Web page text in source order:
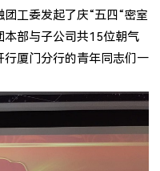
工委发起了庆“五四“密室
部与子公司共15位朝气
厦门分行的青年同志们一